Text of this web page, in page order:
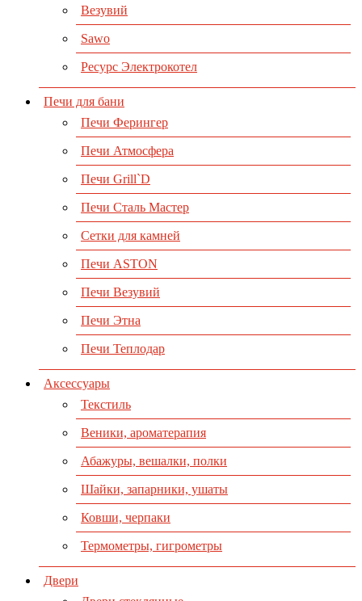
Везувий
Sawo
Ресурс Электрокотел
Печи для бани
Печи Ферингер
Печи Атмосфера
Печи Grill`D
Печи Сталь Мастер
Сетки для камней
Печи ASTON
Печи Везувий
Печи Этна
Печи Теплодар
Аксессуары
Текстиль
Веники, ароматерапия
Абажуры, вешалки, полки
Шайки, запарники, ушаты
Ковши, черпаки
Термометры, гигрометры
Двери